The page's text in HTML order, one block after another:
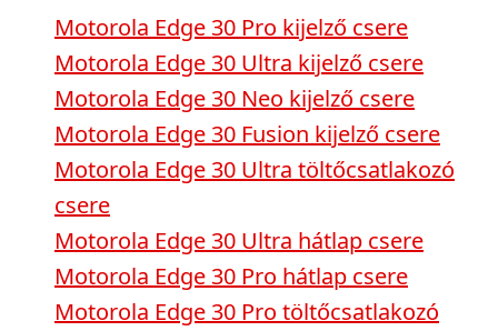
Motorola Edge 30 Pro kijelző csere
Motorola Edge 30 Ultra kijelző csere
Motorola Edge 30 Neo kijelző csere
Motorola Edge 30 Fusion kijelző csere
Motorola Edge 30 Ultra töltőcsatlakozó
csere
Motorola Edge 30 Ultra hátlap csere
Motorola Edge 30 Pro hátlap csere
Motorola Edge 30 Pro töltőcsatlakozó